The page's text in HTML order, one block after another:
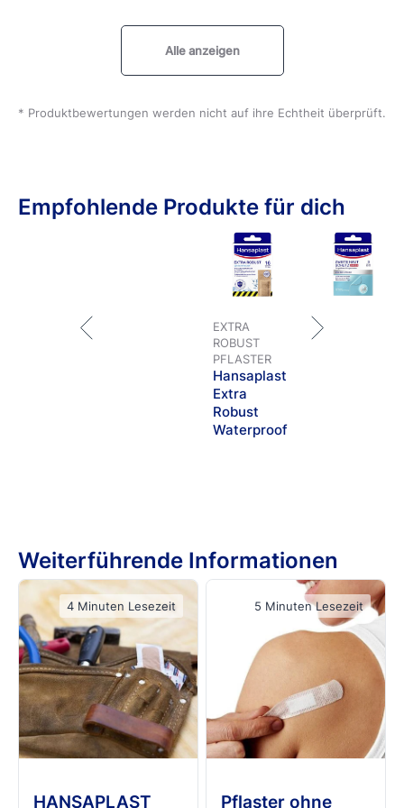
Alle anzeigen
* Produktbewertungen werden nicht auf ihre Echtheit überprüft.
Empfohlende Produkte für dich
EXTRA
ROBUST
PFLASTER
Hansaplast
Extra
Robust
Waterproof
Weiterführende Informationen
HANSAPLAST
4 Minuten Lesezeit
Pflaster ohne
5 Minuten Lesezeit